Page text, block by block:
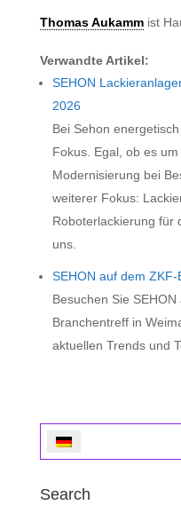
Thomas Aukammist
Verwandte Artikel:
SEHON
2026
Bei Sehon
Fokus. Egal, ob es
Modernisierung bei
weiterer Fokus:
Roboterlackierung für
uns.
SEHON auf dem
Besuchen Sie
Branchentreff in
aktuellen Trends und
Search